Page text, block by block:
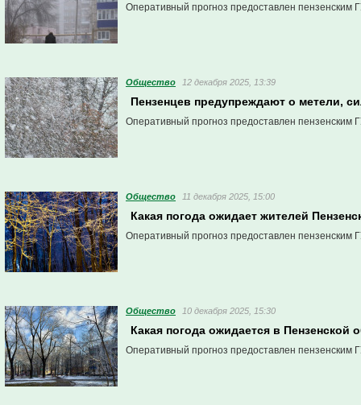
Оперативный прогноз предоставлен пензенским
Общество 12 декабря 2025, 13:39
Пензенцев предупреждают о метели,
Оперативный прогноз предоставлен пензенским
Общество 11 декабря 2025, 15:00
Какая погода ожидает жителей
Оперативный прогноз предоставлен пензенским
Общество 10 декабря 2025, 15:30
Какая погода ожидается в Пензенской
Оперативный прогноз предоставлен пензенским